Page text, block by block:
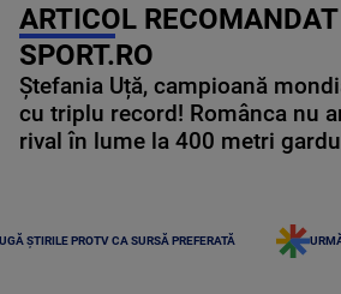
ARTICOL
SPORT.RO
Ștefania Uță, campioană
cu triplu record! Românca nu
rival în lume la 400 metri
ȘTIRILE PROTV CA SURSĂ PREFERATĂ